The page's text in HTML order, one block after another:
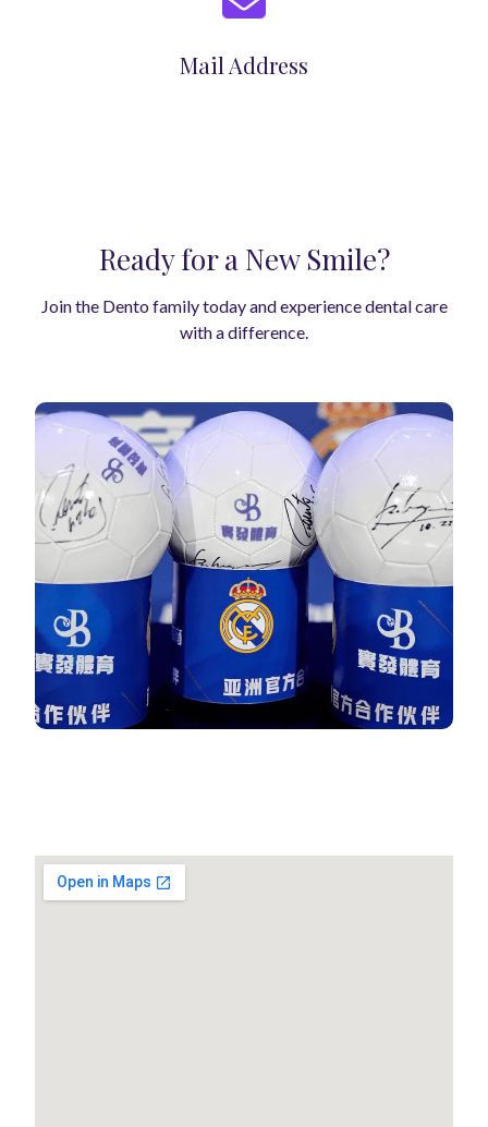
Mail Address
Ready for a New Smile?
Join the Dento family today and experience dental care
with a difference.